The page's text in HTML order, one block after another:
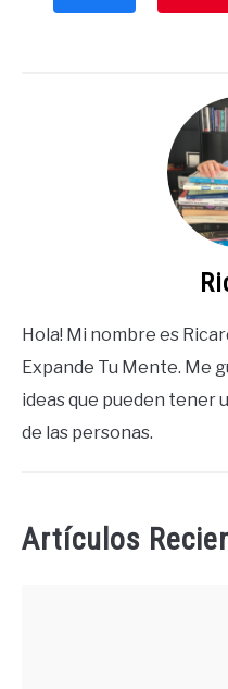
Hola! Mi nombre es
Expande Tu Mente. Me
ideas que pueden tener
de las personas.
Artículos